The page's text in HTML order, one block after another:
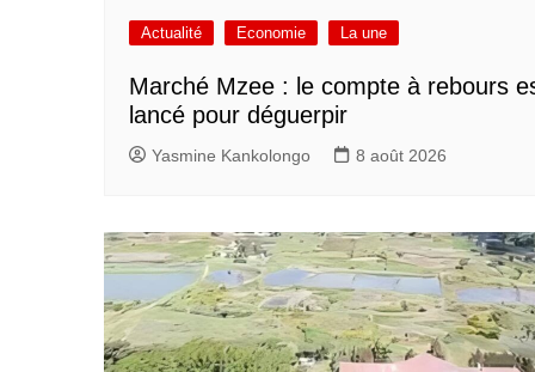
Actualité Economie La une
Marché Mzee : le compte à rebours
lancé pour déguerpir
Yasmine Kankolongo 8 août 2026